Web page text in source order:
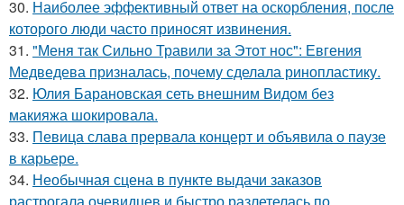
30. Наиболее эффективный ответ на оскорбления, после
которого люди часто приносят извинения.
31. "Меня так Сильно Травили за Этот нос": Евгения
Медведева призналась, почему сделала ринопластику.
32. Юлия Барановская сеть внешним Видом без
макияжа шокировала.
33. Певица слава прервала концерт и объявила о паузе
в карьере.
34. Необычная сцена в пункте выдачи заказов